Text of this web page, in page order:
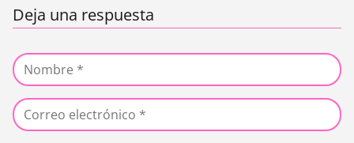
Deja una respuesta